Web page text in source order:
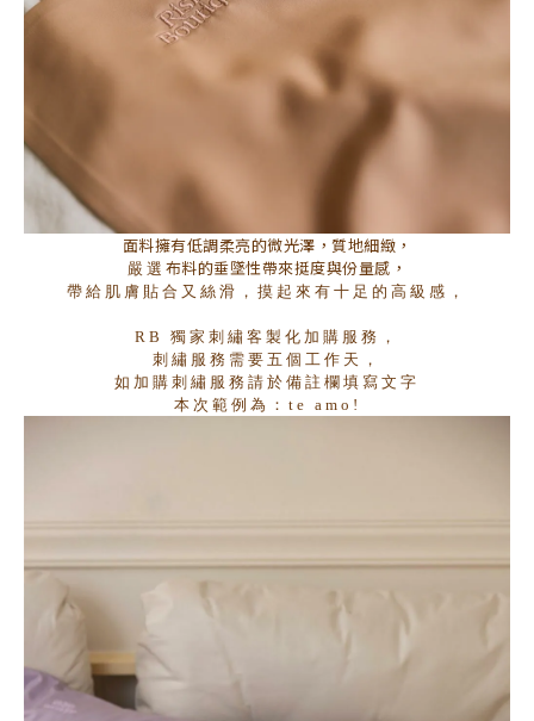
面料擁有低調柔亮的微光澤，質地細緻，
嚴選 布料的垂墜性帶來挺度與份量感，
帶給肌膚貼合又絲滑， 摸起來有十足的高級感，
RB 獨家刺繡客製化加購服務，
刺繡服務需要五個工作天，
如加購刺繡服務請於備註欄填寫文字
本次範例為：te amo!